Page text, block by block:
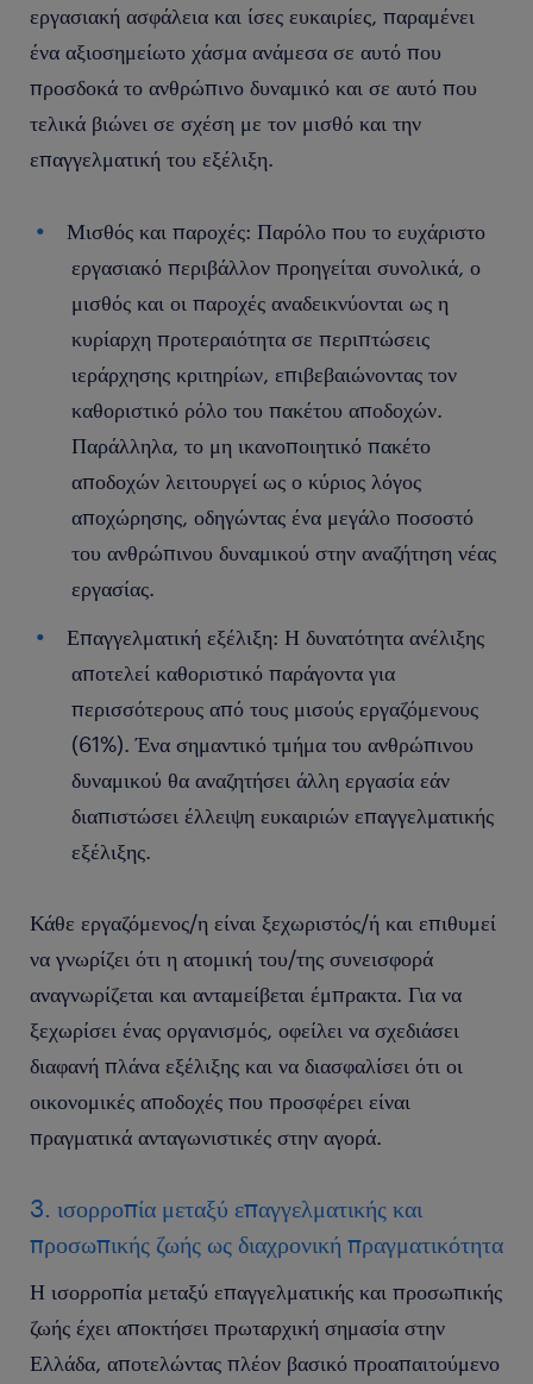
εργασιακή ασφάλεια και ίσες ευκαιρίες, παραμένει
ένα αξιοσημείωτο χάσμα ανάμεσα σε αυτό που
προσδοκά το ανθρώπινο δυναμικό και σε αυτό που
τελικά βιώνει σε σχέση με τον μισθό και την
επαγγελματική του εξέλιξη.
Μισθός και παροχές: Παρόλο που το ευχάριστο
εργασιακό περιβάλλον προηγείται συνολικά, ο
μισθός και οι παροχές αναδεικνύονται ως η
κυρίαρχη προτεραιότητα σε περιπτώσεις
ιεράρχησης κριτηρίων, επιβεβαιώνοντας τον
καθοριστικό ρόλο του πακέτου αποδοχών.
Παράλληλα, το μη ικανοποιητικό πακέτο
αποδοχών λειτουργεί ως ο κύριος λόγος
αποχώρησης, οδηγώντας ένα μεγάλο ποσοστό
του ανθρώπινου δυναμικού στην αναζήτηση νέας
εργασίας.
Επαγγελματική εξέλιξη: Η δυνατότητα ανέλιξης
αποτελεί καθοριστικό παράγοντα για
περισσότερους από τους μισούς εργαζόμενους
(61%). Ένα σημαντικό τμήμα του ανθρώπινου
δυναμικού θα αναζητήσει άλλη εργασία εάν
διαπιστώσει έλλειψη ευκαιριών επαγγελματικής
εξέλιξης.
Κάθε εργαζόμενος/η είναι ξεχωριστός/ή και επιθυμεί
να γνωρίζει ότι η ατομική του/της συνεισφορά
αναγνωρίζεται και ανταμείβεται έμπρακτα. Για να
ξεχωρίσει ένας οργανισμός, οφείλει να σχεδιάσει
διαφανή πλάνα εξέλιξης και να διασφαλίσει ότι οι
οικονομικές αποδοχές που προσφέρει είναι
πραγματικά ανταγωνιστικές στην αγορά.
3. ισορροπία μεταξύ επαγγελματικής και
προσωπικής ζωής ως διαχρονική πραγματικότητα
Η ισορροπία μεταξύ επαγγελματικής και προσωπικής
ζωής έχει αποκτήσει πρωταρχική σημασία στην
Ελλάδα, αποτελώντας πλέον βασικό προαπαιτούμενο